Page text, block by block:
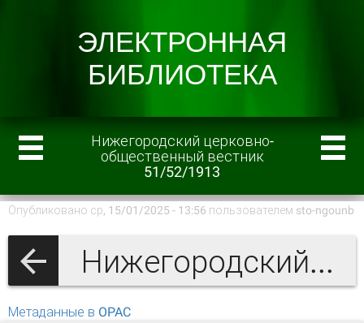
Нижегородский церковно-
общественный вестник
51/52/1913
Опубликовано ср, 15/01/2025 - 13:56 пользователем sto-ngounb
Нижегородский церковно-общественный вестник 1913 г.
Метаданные в OPAC